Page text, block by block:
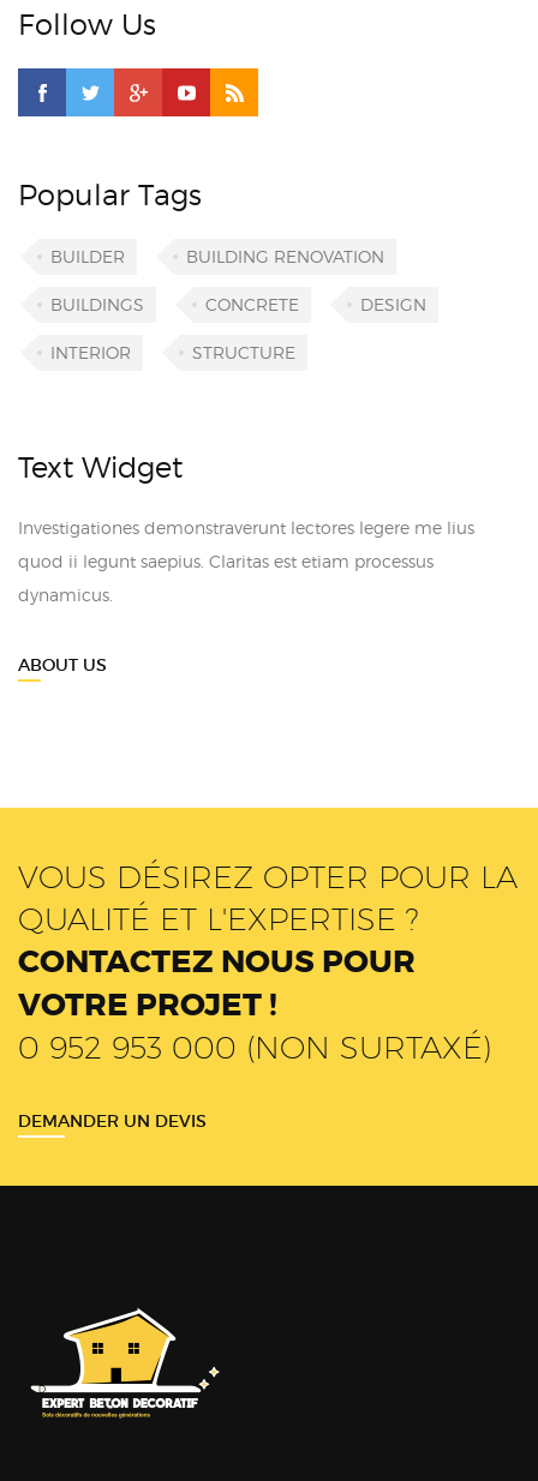
Follow Us
Popular Tags
BUILDER BUILDING RENOVATION
BUILDINGS CONCRETE DESIGN
INTERIOR STRUCTURE
Text Widget
Investigationes demonstraverunt lectores legere me lius
quod ii legunt saepius. Claritas est etiam processus
dynamicus.
ABOUT US
VOUS DÉSIREZ OPTER POUR LA
QUALITÉ ET L'EXPERTISE ?
CONTACTEZ NOUS POUR
VOTRE PROJET !
0 952 953 000 (NON SURTAXÉ)
DEMANDER UN DEVIS